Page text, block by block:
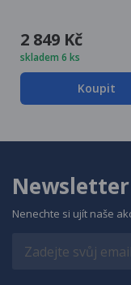
2 849 Kč
skladem 6 ks
Koupit
Newsletter
Nenechte si ujít naše